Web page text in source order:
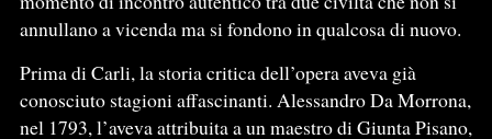
annullano a vicenda ma si fondono in qualcosa di nuovo.
Prima di Carli, la storia critica dell’opera aveva già
conosciuto stagioni affascinanti. Alessandro Da Morrona,
nel 1793, l’aveva attribuita a un maestro di Giunta Pisano,